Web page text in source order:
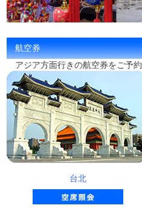
航空券
アジア方面行きの航空券をご予約
台北